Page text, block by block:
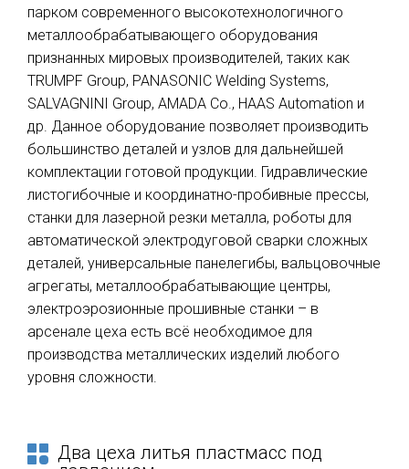
парком современного высокотехнологичного
металлообрабатывающего оборудования
признанных мировых производителей, таких как
TRUMPF Group, PANASONIC Welding Systems,
SALVAGNINI Group, AMADA Co., HAAS Automation и
др. Данное оборудование позволяет производить
большинство деталей и узлов для дальнейшей
комплектации готовой продукции. Гидравлические
листогибочные и координатно-пробивные прессы,
станки для лазерной резки металла, роботы для
автоматической электродуговой сварки сложных
деталей, универсальные панелегибы, вальцовочные
агрегаты, металлообрабатывающие центры,
электроэрозионные прошивные станки – в
арсенале цеха есть всё необходимое для
производства металлических изделий любого
уровня сложности.
Два цеха литья пластмасс под